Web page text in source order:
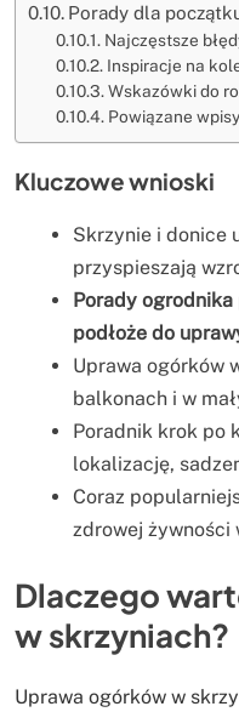
Porady dla
Najczęstsze
Inspiracje na
Wskazówki do
Powiązane
Kluczowe wnioski
Skrzynie i donice
przyspieszają
Porady ogrodnika
podłoże do
Uprawa ogórków
balkonach i w
Poradnik krok po
lokalizację,
Coraz
zdrowej żywności
Dlaczego
w skrzyniach?
Uprawa ogórków w